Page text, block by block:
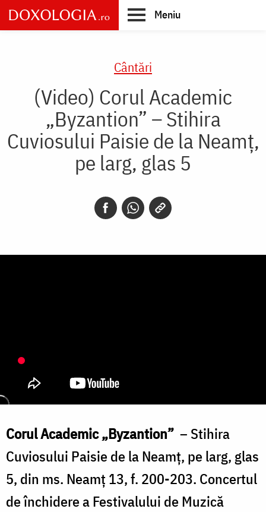
Skip
to
main
Meniu
Cântări
(Video) Corul Academic
„Byzantion” – Stihira
Cuviosului Paisie de la Neamț,
pe larg, glas 5
Corul Academic „Byzantion” ​ – Stihira
Cuviosului Paisie de la Neamț, pe larg, glas
5, din ms. Neamț 13, f. 200-203. Concertul
de închidere a Festivalului de Muzică